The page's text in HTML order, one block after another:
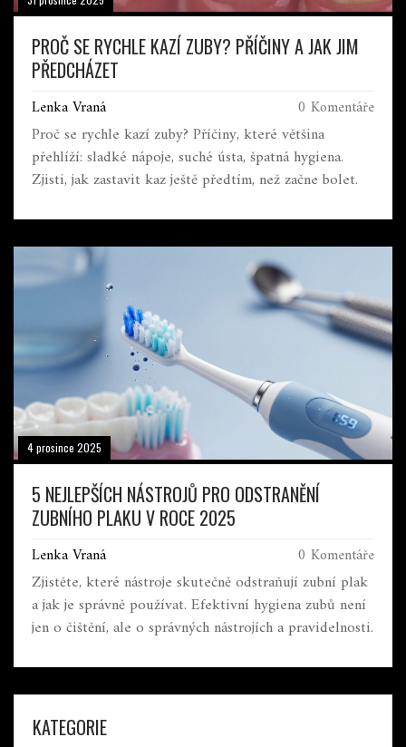
PROČ SE RYCHLE KAZÍ ZUBY? PŘÍČINY A JAK JIM
PŘEDCHÁZET
Lenka Vraná 0 Komentáře
Proč se rychle kazí zuby? Příčiny, které většina
přehlíží: sladké nápoje, suché ústa, špatná hygiena.
Zjisti, jak zastavit kaz ještě předtím, než začne bolet.
4 prosince 2025
5 NEJLEPŠÍCH NÁSTROJŮ PRO ODSTRANĚNÍ
ZUBNÍHO PLAKU V ROCE 2025
Lenka Vraná 0 Komentáře
Zjistěte, které nástroje skutečně odstraňují zubní plak
a jak je správně používat. Efektivní hygiena zubů není
jen o čištění, ale o správných nástrojích a pravidelnosti.
KATEGORIE